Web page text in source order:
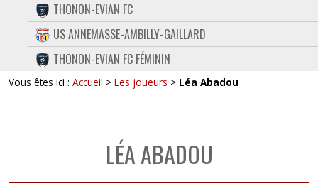
CONTACT
FACEBOOK
TWITTER
THONON-EVIAN FC
US ANNEMASSE-AMBILLY-GAILLARD
THONON-EVIAN FC FÉMININ
Vous êtes ici : Accueil > Les joueurs > Léa Abadou
LÉA ABADOU